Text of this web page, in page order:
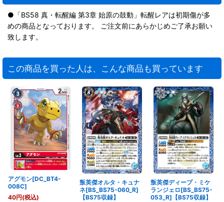
●「BS58 真・転醒編 第3章 始原の鼓動」転醒レアは初期傷が多
めの商品となっております。 ご注文前にあらかじめご了承お願い
致します。
この商品を買った人は、こんな商品も買っています
アグモン[DC_BT4-
008C]
40円(税込)
叛英傑オルタ・キュナ
ネ[BS_BS75-060_R]
【BS75収録】
叛英傑ディープ・ミケ
ランジェロ[BS_BS75-
053_R]【BS75収録】